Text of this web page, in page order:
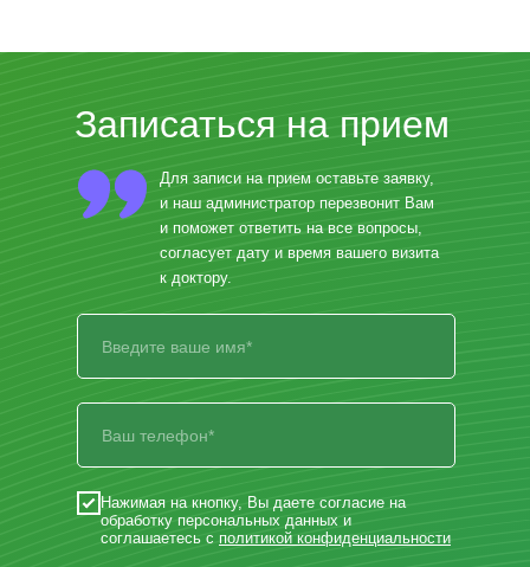
Записаться на прием
Для записи на прием оставьте заявку,
и наш администратор перезвонит Вам
и поможет ответить на все вопросы,
согласует дату и время вашего визита
к доктору.
Нажимая на кнопку, Вы даете согласие на
обработку персональных данных и
соглашаетесь с политикой конфиденциальности